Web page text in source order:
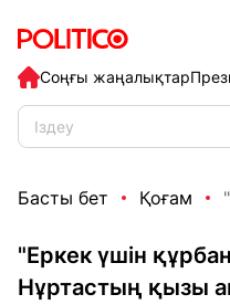
Соңғы жаңалықтар
Басты бет Қоғам
"Еркек үшін
Нұртастың қызы